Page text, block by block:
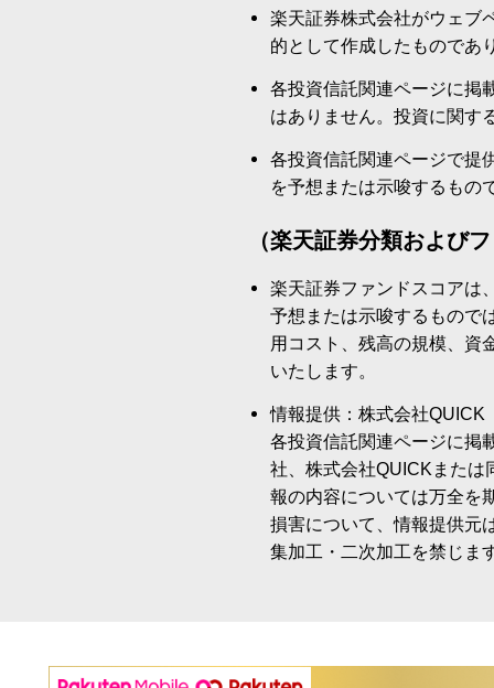
楽天証券株式会社がウェブ
的として作成したものであ
各投資信託関連ページに掲
はありません。投資に関す
各投資信託関連ページで提
を予想または示唆するもの
（楽天証券分類および
楽天証券ファンドスコアは
予想または示唆するもので
用コスト、残高の規模、資
いたします。
情報提供：株式会社QUICK
各投資信託関連ページに掲
社、株式会社QUICKまたは
報の内容については万全を
損害について、情報提供元
集加工・二次加工を禁じま